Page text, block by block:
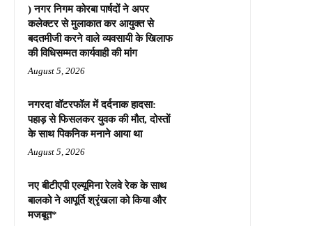
) नगर निगम कोरबा पार्षदों ने अपर
कलेक्टर से मुलाकात कर आयुक्त से
बदतमीजी करने वाले व्यवसायी के खिलाफ
की विधिसम्मत कार्यवाही की मांग
August 5, 2026
नगरदा वॉटरफॉल में दर्दनाक हादसा:
पहाड़ से फिसलकर युवक की मौत, दोस्तों
के साथ पिकनिक मनाने आया था
August 5, 2026
नए बीटीएपी एल्यूमिना रेलवे रेक के साथ
बालको ने आपूर्ति श्रृंखला को किया और
मजबूत*